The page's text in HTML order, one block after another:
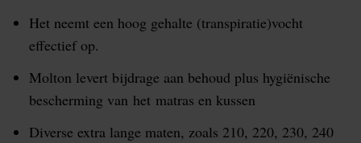
Het neemt een hoog gehalte (transpiratie)vocht
effectief op.
Molton levert bijdrage aan behoud plus hygiënische
bescherming van het matras en kussen
Diverse extra lange maten, zoals 210, 220, 230, 240